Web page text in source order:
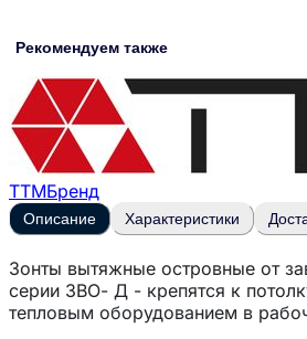
Рекомендуем также
ТТМБренд
Описание Характеристики
Зонты вытяжные островные от
серии ЗВО- Д - крепятся к
тепловым оборудованием в